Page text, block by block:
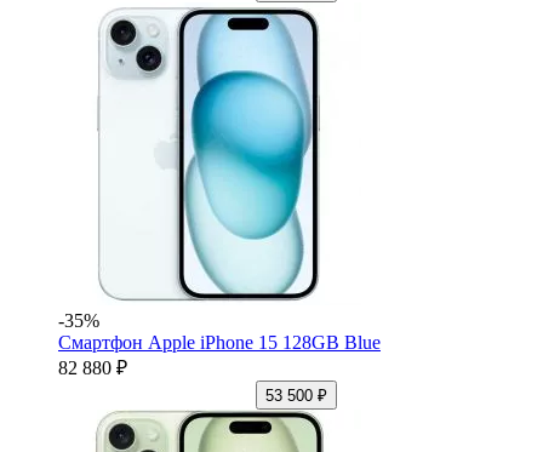
-35%
Смартфон Apple iPhone 15 128GB Blue
82 880 ₽
53 500 ₽